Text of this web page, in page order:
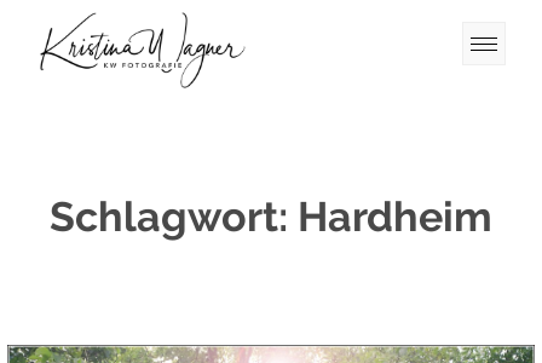
Schlagwort: Hardheim